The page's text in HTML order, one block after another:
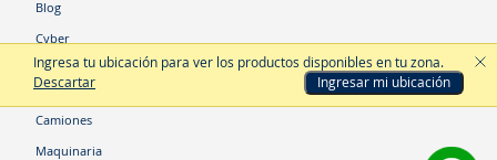
Ingresa tu ubicación para ver los productos disponibles en tu zona.
Descartar
Ingresar mi ubicación
Blog
Cyber
Categorías
Camiones
Maquinaria